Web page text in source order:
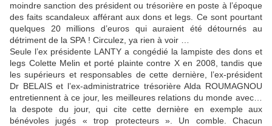
moindre sanction des président ou trésorière en poste à l’époque
des faits scandaleux afférant aux dons et legs. Ce sont pourtant
quelques 20 millions d’euros qui auraient été détournés au
détriment de la SPA ! Circulez, ya rien à voir …
Seule l’ex présidente LANTY a congédié la lampiste des dons et
legs Colette Melin et porté plainte contre X en 2008, tandis que
les supérieurs et responsables de cette dernière, l’ex-président
Dr BELAIS et l’ex-administratrice trésorière Alda ROUMAGNOU
entretiennent à ce jour, les meilleures relations du monde avec…
la despote du jour, qui cite cette dernière en exemple aux
bénévoles jugés « trop protecteurs ». Un comble. Chacun